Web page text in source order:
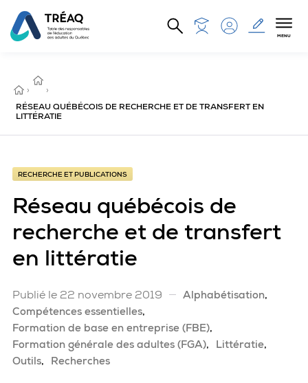
Aller au contenu principal
MENU
ACCUEIL
›
ET
PUBLICATIONS
›
RÉSEAU QUÉBÉCOIS DE RECHERCHE ET DE TRANSFERT EN
LITTÉRATIE
RECHERCHE ET PUBLICATIONS
Réseau québécois de
recherche et de transfert
en littératie
Publié le 22 novembre 2019
Alphabétisation
Compétences essentielles
Formation de base en entreprise (FBE)
Formation générale des adultes (FGA)
Littératie
Outils
Recherches